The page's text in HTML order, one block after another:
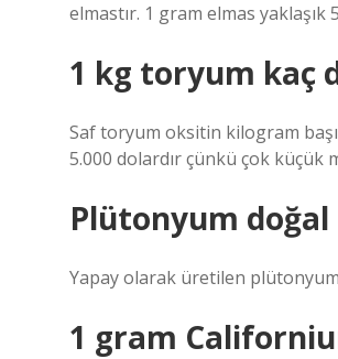
elmastır. 1 gram elmas
1 kg toryum kaç
Saf toryum oksitin kilogram
5.000 dolardır çünkü çok
Plütonyum doğal
Yapay olarak üretilen
1 gram